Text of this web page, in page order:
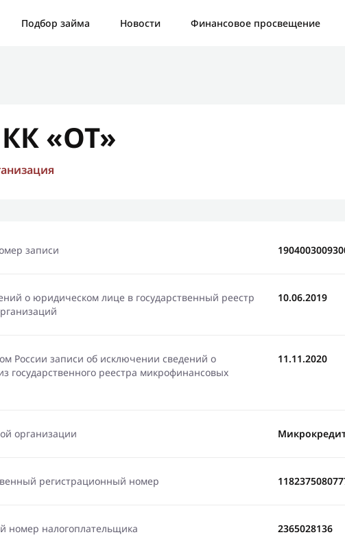
Подбор займа Новости
Финансовое просвещение
«ОТ»
записи
о юридическом лице в государственный реестр
10.06.2019
России записи об исключении сведений о
государственного реестра микрофинансовых
11.11.2020
организации
регистрационный номер
номер налогоплательщика 2365028136
Ошибка: Контактная форма не найдена.